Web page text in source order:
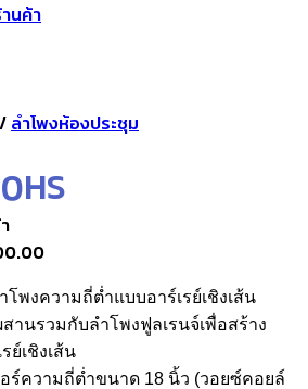
นค้า
/ ลำโพงห้องประชุม
Price
range:
฿47,250.00
through
฿49,000.00
พงความถี่ต่ำแบบอาร์เรย์เชิงเส้น
านรวมกับลำโพงฟูลเรนจ์เพื่อสร้าง
ย์เชิงเส้น
อร์ความถี่ต่ำขนาด 18 นิ้ว (วอยซ์คอยล์